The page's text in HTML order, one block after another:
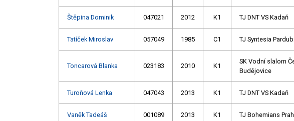
Štěpina Dominik 047021 2012 K1 TJ DNT VS Kadaň
Tatíček Miroslav 057049 1985 C1 TJ Syntesia
Toncarová Blanka 023183 2010 K1
SK Vodní slalom
Budějovice
Turoňová Lenka 047043 2013 K1 TJ DNT VS Kadaň
Vaněk Tadeáš 001089 2013 K1 TJ Bohemians